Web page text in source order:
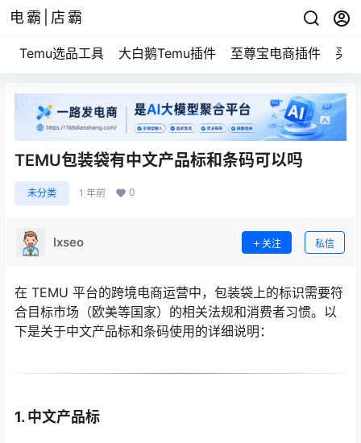
电霸|店霸
Temu选品工具 大白鹅Temu插件 至尊宝电商插件 买
TEMU包装袋有中文产品标和条码可以吗
未分类 1 年前 0
lxseo 关注 私信
在 TEMU 平台的跨境电商运营中，包装袋上的标识需要符
合目标市场（欧美等国家）的相关法规和消费者习惯。以
下是关于中文产品标和条码使用的详细说明：
1. 中文产品标